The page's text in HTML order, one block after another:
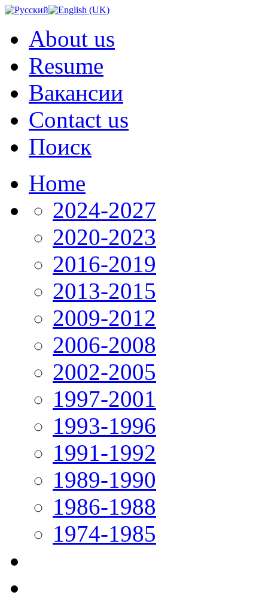
About us
Resume
Вакансии
Contact us
Поиск
Home
2024-2027
2020-2023
2016-2019
2013-2015
2009-2012
2006-2008
2002-2005
1997-2001
1993-1996
1991-1992
1989-1990
1986-1988
1974-1985